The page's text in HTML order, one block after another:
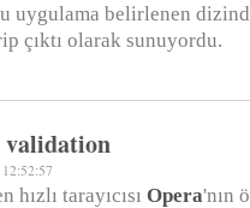
uygulama belirlenen
çıktı olarak sunuyordu.
validation
hızlı tarayıcısı Opera'nın